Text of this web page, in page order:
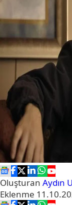
Oluşturan Aydın
Eklenme